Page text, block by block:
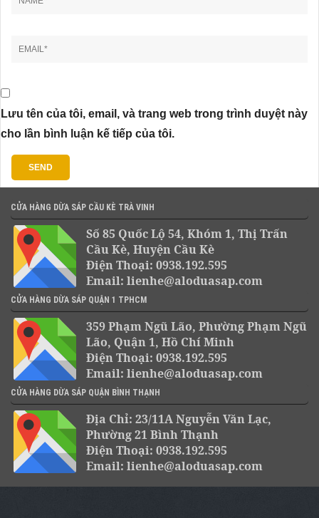
Lưu tên của tôi, email, và trang web trong trình duyệt này
cho lần bình luận kế tiếp của tôi.
CỬA HÀNG DỪA SÁP CẦU KÈ TRÀ VINH
Số 85 Quốc Lộ 54, Khóm 1, Thị Trấn
Cầu Kè, Huyện Cầu Kè
Điện Thoại: 0938.192.595
Email: lienhe@aloduasap.com
CỬA HÀNG DỪA SÁP QUẬN 1 TPHCM
359 Phạm Ngũ Lão, Phường Phạm Ngũ
Lão, Quận 1, Hồ Chí Minh
Điện Thoại: 0938.192.595
Email: lienhe@aloduasap.com
CỬA HÀNG DỪA SÁP QUẬN BÌNH THẠNH
Địa Chỉ: 23/11A Nguyễn Văn Lạc,
Phường 21 Bình Thạnh
Điện Thoại: 0938.192.595
Email: lienhe@aloduasap.com